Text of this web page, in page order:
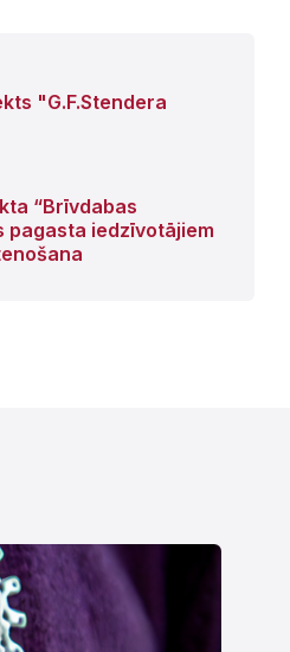
"G.F.Stendera
“Brīvdabas
pagasta iedzīvotājiem